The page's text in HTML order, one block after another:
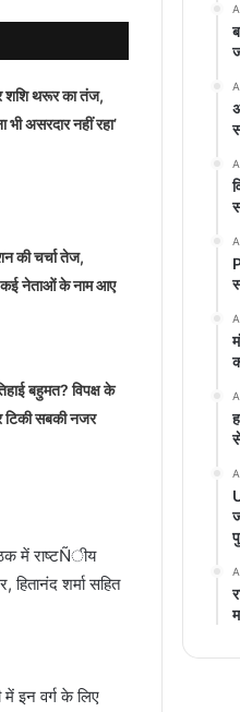
शशि थरूर का तंज,
असरदार नहीं रहा’
की चर्चा तेज,
नेताओं के नाम आए
बहुमत? विपक्ष के
सबकी नजर
में राष्टÑीय
हितानंद शर्मा सहित
इन वर्ग के लिए